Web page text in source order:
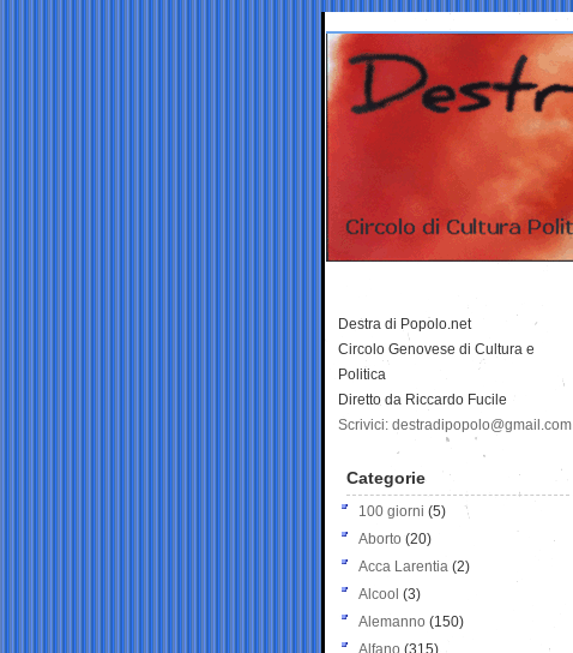
Destra di Popolo.net
Circolo Genovese di Cultura e
Politica
Diretto da Riccardo Fucile
Scrivici: destradipopolo@gmail.com
Categorie
100 giorni (5)
Aborto (20)
Acca Larentia (2)
Alcool (3)
Alemanno (150)
Alfano (315)